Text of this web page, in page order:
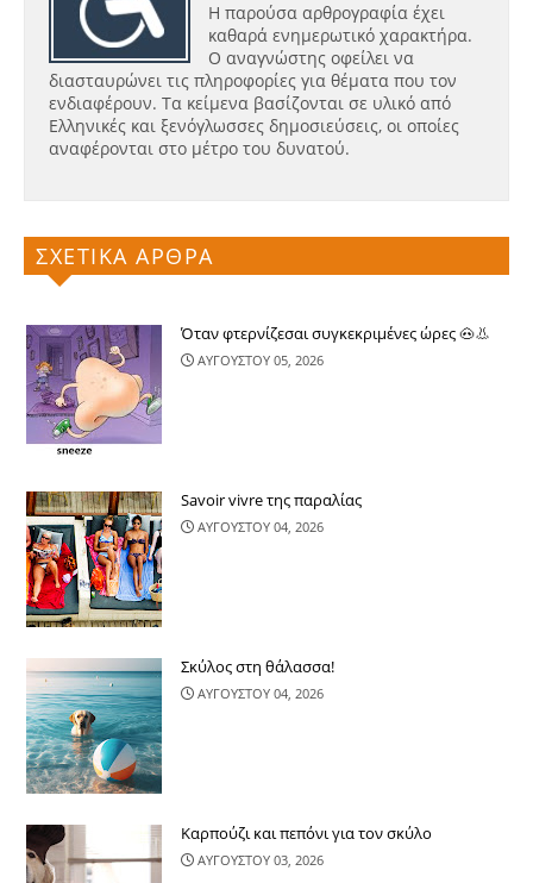
Η παρούσα αρθρογραφία έχει
καθαρά ενημερωτικό χαρακτήρα.
Ο αναγνώστης οφείλει να
διασταυρώνει τις πληροφορίες για θέματα που τον
ενδιαφέρουν. Τα κείμενα βασίζονται σε υλικό από
Ελληνικές και ξενόγλωσσες δημοσιεύσεις, οι οποίες
αναφέρονται στο μέτρο του δυνατού.
ΣΧΕΤΙΚΑ ΑΡΘΡΑ
Όταν φτερνίζεσαι συγκεκριμένες ώρες 🐽👃
ΑΥΓΟΥΣΤΟΥ 05, 2026
Savoir vivre της παραλίας
ΑΥΓΟΥΣΤΟΥ 04, 2026
Σκύλος στη θάλασσα!
ΑΥΓΟΥΣΤΟΥ 04, 2026
Καρπούζι και πεπόνι για τον σκύλο
ΑΥΓΟΥΣΤΟΥ 03, 2026